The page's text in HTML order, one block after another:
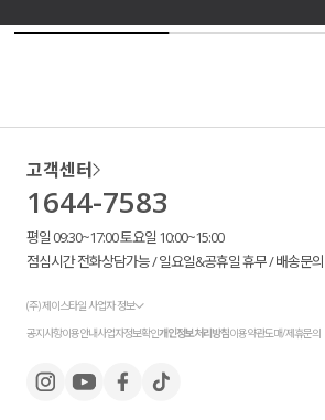
고객센터
1644-7583
평일 09:30~17:00 토요일 10:00~15:00
점심시간 전화상담가능 / 일요일&공휴일 휴무 / 배송문
(주) 제이스타일 사업자 정보
공지사항이용안내사업자정보확인개인정보처리방침이용약관도매/제휴문의